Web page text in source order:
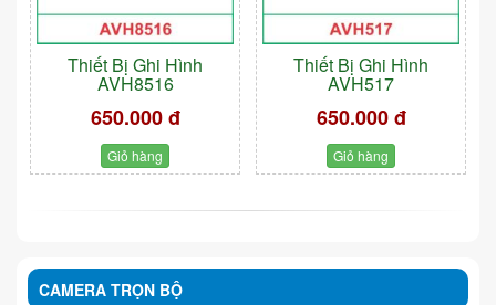
Thiết Bị Ghi Hình
AVH8516
650.000 đ
Giỏ hàng
Thiết Bị Ghi Hình
AVH517
650.000 đ
Giỏ hàng
CAMERA TRỌN BỘ